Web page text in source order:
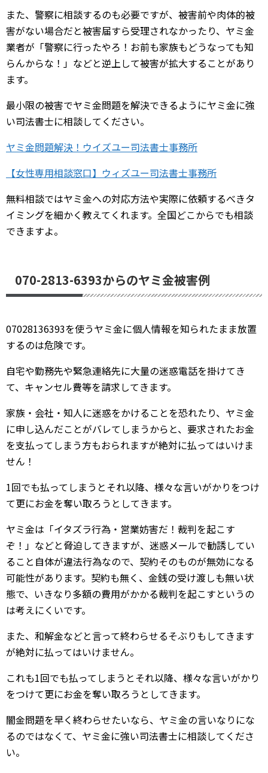
また、警察に相談するのも必要ですが、被害前や肉体的被
害がない場合だと被害届すら受理されなかったり、ヤミ金
業者が「警察に行ったやろ！お前も家族もどうなっても知
らんからな！」などと逆上して被害が拡大することがあり
ます。
最小限の被害でヤミ金問題を解決できるようにヤミ金に強
い司法書士に相談してください。
ヤミ金問題解決！ウイズユー司法書士事務所
【女性専用相談窓口】ウィズユー司法書士事務所
無料相談ではヤミ金への対応方法や実際に依頼するべきタ
イミングを細かく教えてくれます。全国どこからでも相談
できますよ。
070-2813-6393からのヤミ金被害例
07028136393を使うヤミ金に個人情報を知られたまま放置
するのは危険です。
自宅や勤務先や緊急連絡先に大量の迷惑電話を掛けてき
て、キャンセル費等を請求してきます。
家族・会社・知人に迷惑をかけることを恐れたり、ヤミ金
に申し込んだことがバレてしまうからと、要求されたお金
を支払ってしまう方もおられますが絶対に払ってはいけま
せん！
1回でも払ってしまうとそれ以降、様々な言いがかりをつけ
て更にお金を奪い取ろうとしてきます。
ヤミ金は「イタズラ行為・営業妨害だ！裁判を起こす
ぞ！」などと脅迫してきますが、迷惑メールで勧誘してい
ること自体が違法行為なので、契約そのものが無効になる
可能性があります。契約も無く、金銭の受け渡しも無い状
態で、いきなり多額の費用がかかる裁判を起こすというの
は考えにくいです。
また、和解金などと言って終わらせるそぶりもしてきます
が絶対に払ってはいけません。
これも1回でも払ってしまうとそれ以降、様々な言いがかり
をつけて更にお金を奪い取ろうとしてきます。
闇金問題を早く終わらせたいなら、ヤミ金の言いなりにな
るのではなくて、ヤミ金に強い司法書士に相談してくださ
い。